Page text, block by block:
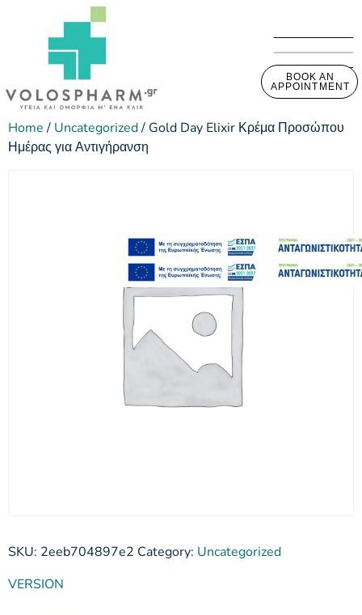
BOOK AN
APPOINTMENT
Home/ Uncategorized/ Gold Day Elixir Κρέμα Προσώπου
Ημέρας για Αντιγήρανση
SKU: 2eeb704897e2 Category: Uncategorized
VERSION